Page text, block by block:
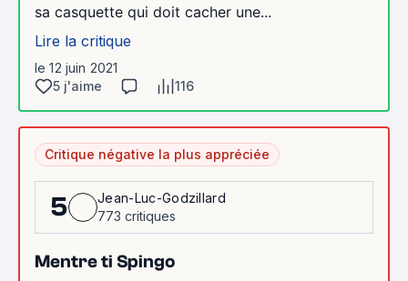
sa casquette qui doit cacher une...
Lire la critique
le 12 juin 2021
5 j'aime
116
Critique négative la plus appréciée
5
Jean-Luc-Godzillard
773 critiques
Mentre ti Spingo